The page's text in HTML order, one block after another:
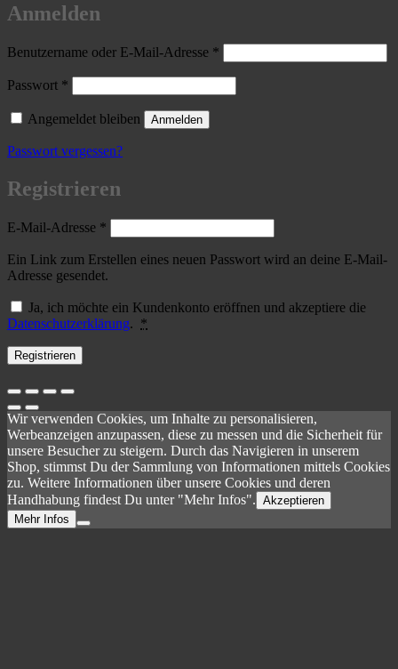
Anmelden
Benutzername oder E-Mail-Adresse *
Passwort *
Angemeldet bleiben Anmelden
Passwort vergessen?
Registrieren
E-Mail-Adresse *
Ein Link zum Erstellen eines neuen Passwort wird an deine E-Mail-
Adresse gesendet.
Ja, ich möchte ein Kundenkonto eröffnen und akzeptiere die
Datenschutzerklärung. *
Registrieren
Wir verwenden Cookies, um Inhalte zu personalisieren,
Werbeanzeigen anzupassen, diese zu messen und die Sicherheit für
unsere Besucher zu steigern. Durch das Navigieren in unserem
Shop, stimmst Du der Sammlung von Informationen mittels Cookies
zu. Weitere Informationen über unsere Cookies und deren
Handhabung findest Du unter "Mehr Infos". Akzeptieren
Mehr Infos